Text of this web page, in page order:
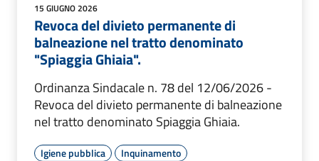
15 GIUGNO 2026
Revoca del divieto permanente di
balneazione nel tratto denominato
"Spiaggia Ghiaia".
Ordinanza Sindacale n. 78 del 12/06/2026 -
Revoca del divieto permanente di balneazione
nel tratto denominato Spiaggia Ghiaia.
Igiene pubblica Inquinamento